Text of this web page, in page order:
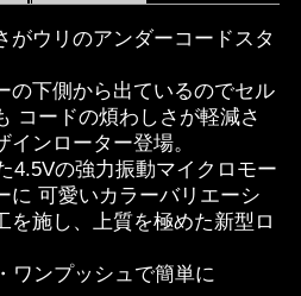
がウリのアンダーコードスタ
の下側から出ているのでセル
コードの煩わしさが軽減さ
ンローター登場。
4.5Vの強力振動マイクロモー
に 可愛いカラーバリエーシ
を施し、上質を極めた新型ロ
ワンプッシュで簡単に